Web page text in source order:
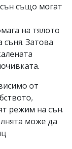
също могат
на тялото
Затова
от
режим на сън.
може да